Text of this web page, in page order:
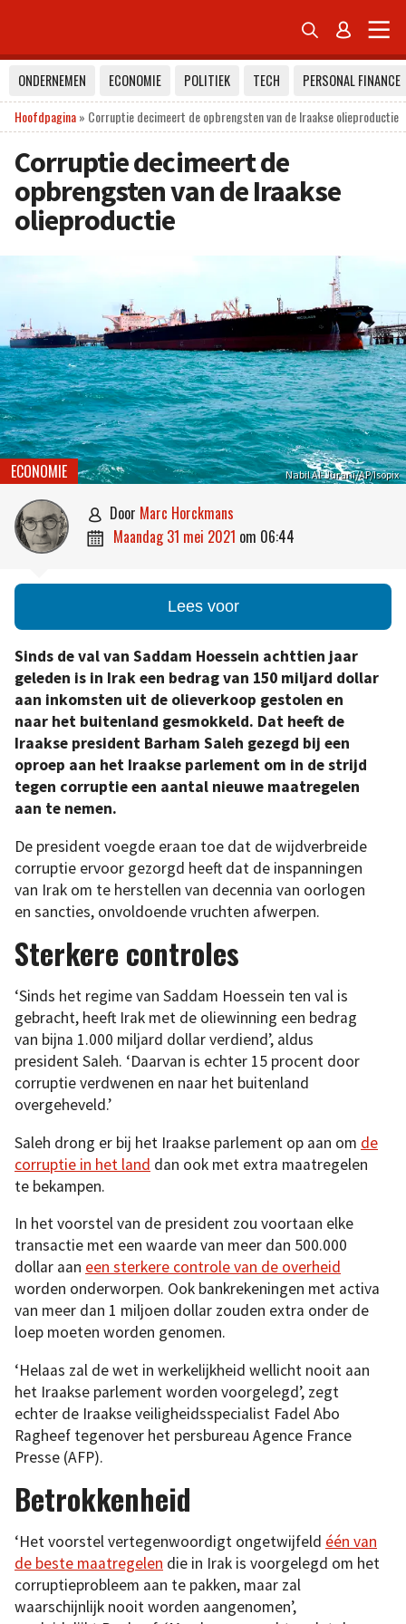
 
ONDERNEMEN ECONOMIE POLITIEK TECH
PERSONAL FINANCE
Hoofdpagina» Corruptie decimeert de opbrengsten van de Iraakse olieproductie
Corruptie decimeert de
opbrengsten van de Iraakse
olieproductie
Nabil Al-Jurani/AP/Isopix
ECONOMIE
 door Marc Horckmans
 maandag 31 mei 2021 om 06:44
Lees voor
Sinds de val van Saddam Hoessein achttien jaar
geleden is in Irak een bedrag van 150 miljard dollar
aan inkomsten uit de olieverkoop gestolen en
naar het buitenland gesmokkeld. Dat heeft de
Iraakse president Barham Saleh gezegd bij een
oproep aan het Iraakse parlement om in de strijd
tegen corruptie een aantal nieuwe maatregelen
aan te nemen.
De president voegde eraan toe dat de wijdverbreide
corruptie ervoor gezorgd heeft dat de inspanningen
van Irak om te herstellen van decennia van oorlogen
en sancties, onvoldoende vruchten afwerpen.
Sterkere controles
‘Sinds het regime van Saddam Hoessein ten val is
gebracht, heeft Irak met de oliewinning een bedrag
van bijna 1.000 miljard dollar verdiend’, aldus
president Saleh. ‘Daarvan is echter 15 procent door
corruptie verdwenen en naar het buitenland
overgeheveld.’
Saleh drong er bij het Iraakse parlement op aan om de
corruptie in het land dan ook met extra maatregelen
te bekampen.
In het voorstel van de president zou voortaan elke
transactie met een waarde van meer dan 500.000
dollar aan een sterkere controle van de overheid
worden onderworpen. Ook bankrekeningen met activa
van meer dan 1 miljoen dollar zouden extra onder de
loep moeten worden genomen.
‘Helaas zal de wet in werkelijkheid wellicht nooit aan
het Iraakse parlement worden voorgelegd’, zegt
echter de Iraakse veiligheidsspecialist Fadel Abo
Ragheef tegenover het persbureau Agence France
Presse (AFP).
Betrokkenheid
‘Het voorstel vertegenwoordigt ongetwijfeld één van
de beste maatregelen die in Irak is voorgelegd om het
corruptieprobleem aan te pakken, maar zal
waarschijnlijk nooit worden aangenomen’,